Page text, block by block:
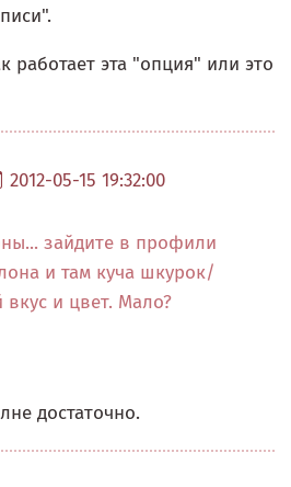
работает эта "опция" или это
2012-05-15 19:32:00
зайдите в профили
и там куча шкурок/
и цвет. Мало?
достаточно.